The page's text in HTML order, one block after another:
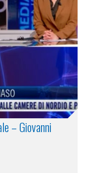
– Giovanni